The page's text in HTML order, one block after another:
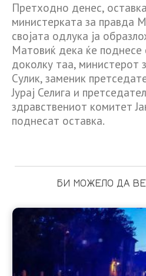
Претходно денес,
министерката за правда
својата одлука ја
Матовиќ дека ќе поднесе
доколку таа, министерот
Сулик, заменик
Јурај Селига и
здравствениот комитет
поднесат оставка.
БИ МОЖЕЛО ДА